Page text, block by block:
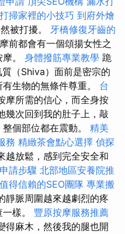
打掃家裡的小技巧 到府外燴
被打擾。 牙橋修復牙齒的
前都會有一個頌揚女性之
。 身體撥筋專業教學 跪
（Shiva）面前是密宗的
生物的無條件尊重。 台
摩所需的信心，而全身按
幾次回到我的肚子上，敲
個部位都在震動。 精美
務 精緻茶會點心選擇 偵探
越放鬆，感到完全安全和
請步驟 北部地區安養院推
得信賴的SEO團隊 專業搬
靜脈周圍越來越劇烈的疼
樣。 豐原按摩服務推薦
得麻木，然後我的腿也開